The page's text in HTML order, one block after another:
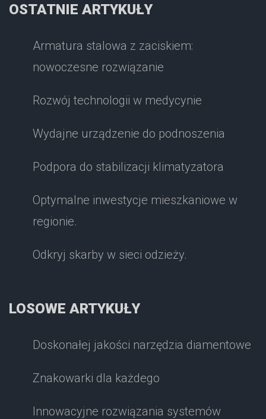
OSTATNIE ARTYKUŁY
Armatura stalowa z zaciskiem:
nowoczesne rozwiązanie
Rozwój technologii w medycynie
Wydajne urządzenie do podnoszenia
Podpora do stabilizacji klimatyzatora
Optymalne inwestycje mieszkaniowe w
regionie.
Odkryj skarby w sieci odzieży.
LOSOWE ARTYKUŁY
Doskonałej jakości narzędzia diamentowe
Znakowarki dla każdego
Innowacyjne rozwiązania systemów